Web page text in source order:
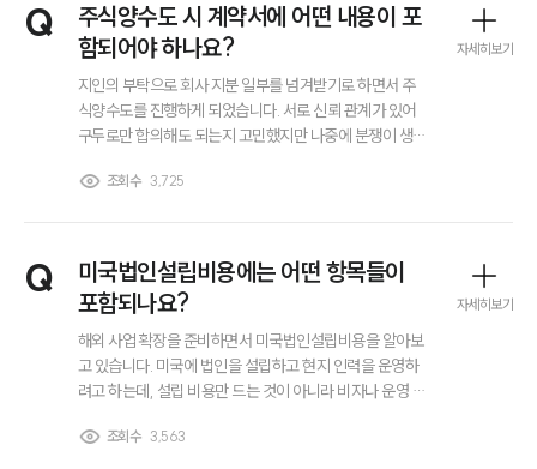
Q
주식양수도 시 계약서에 어떤 내용이 포
함되어야 하나요?
지인의 부탁으로 회사 지분 일부를 넘겨받기로 하면서 주
식양수도를 진행하게 되었습니다. 서로 신뢰 관계가 있어
구두로만 합의해도 되는지 고민했지만 나중에 분쟁이 생길
식양수도 계약서에는 어떤 내용을 반드시 포함해야 하는
조회수 3,725
자세히보기
Q
미국법인설립비용에는 어떤 항목들이
포함되나요?
해외 사업 확장을 준비하면서 미국법인설립비용을 알아보
고 있습니다. 미국에 법인을 설립하고 현지 인력을 운영하
려고 하는데, 설립 비용만 드는 것이 아니라 비자나 운영 관
실제로 미국법인설립비용에는 어떤 항목들이 포함되는지,
조회수 3,563
자세히보기